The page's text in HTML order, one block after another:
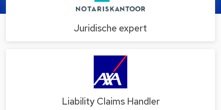
Juridische expert
Liability Claims Handler